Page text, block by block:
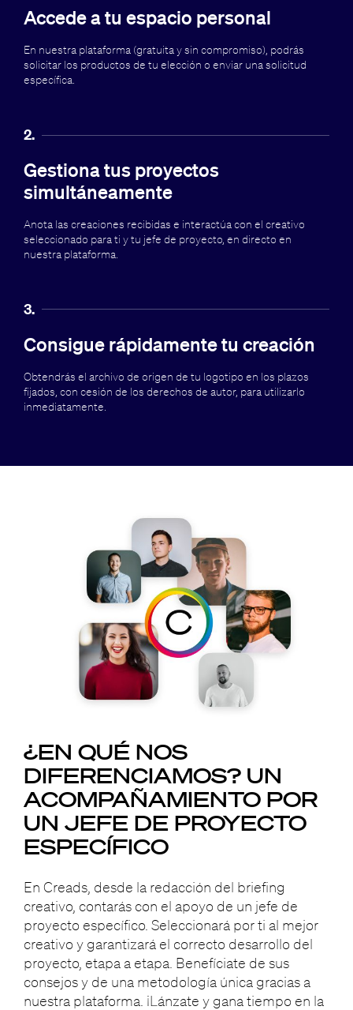
Accede a tu espacio personal
En nuestra plataforma (gratuita y sin compromiso), podrás
solicitar los productos de tu elección o enviar una solicitud
específica.
2.
Gestiona tus proyectos
simultáneamente
Anota las creaciones recibidas e interactúa con el creativo
seleccionado para ti y tu jefe de proyecto, en directo en
nuestra plataforma.
3.
Consigue rápidamente tu creación
Obtendrás el archivo de origen de tu logotipo en los plazos
fijados, con cesión de los derechos de autor, para utilizarlo
inmediatamente.
¿EN QUÉ NOS
DIFERENCIAMOS? UN
ACOMPAÑAMIENTOPOR
UN JEFE DE PROYECTO
ESPECÍFICO
En Creads, desde la redacción del briefing
creativo, contarás con el apoyo de un jefe de
proyecto específico. Seleccionará por ti al mejor
creativo y garantizará el correcto desarrollo del
proyecto, etapa a etapa. Benefíciate de sus
consejos y de una metodología única gracias a
nuestra plataforma. ¡Lánzate y gana tiempo en la